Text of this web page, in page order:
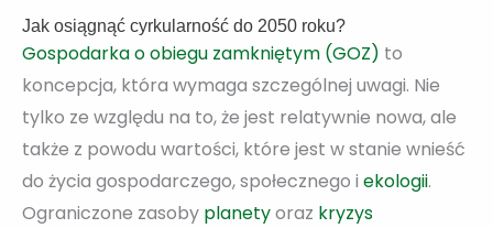
Jak osiągnąć cyrkularność do 2050 roku?
Gospodarka o obiegu zamkniętym (GOZ) to
koncepcja, która wymaga szczególnej uwagi. Nie
tylko ze względu na to, że jest relatywnie nowa, ale
także z powodu wartości, które jest w stanie wnieść
do życia gospodarczego, społecznego i ekologii.
Ograniczone zasoby planetyoraz kryzys